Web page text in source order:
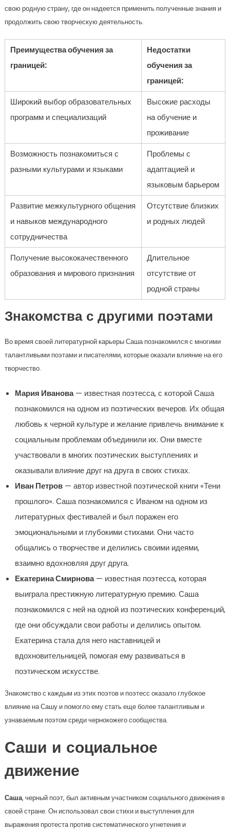
свою родную страну, где он надеется применить полученные знания и
продолжить свою творческую деятельность.
Преимущества обучения за
границей:
Недостатки
обучения за
границей:
Широкий выбор образовательных
программ и специализаций
Высокие расходы
на обучение и
проживание
Возможность познакомиться с
разными культурами и языками
Проблемы с
адаптацией и
языковым барьером
Развитие межкультурного общения
и навыков международного
сотрудничества
Отсутствие близких
и родных людей
Получение высококачественного
образования и мирового признания
Длительное
отсутствие от
родной страны
Знакомства с другими поэтами
Во время своей литературной карьеры Саша познакомился с многими
талантливыми поэтами и писателями, которые оказали влияние на его
творчество.
Мария Иванова— известная поэтесса, с которой Саша
познакомился на одном из поэтических вечеров. Их общая
любовь к черной культуре и желание привлечь внимание к
социальным проблемам объединили их. Они вместе
участвовали в многих поэтических выступлениях и
оказывали влияние друг на друга в своих стихах.
Иван Петров— автор известной поэтической книги «Тени
прошлого». Саша познакомился с Иваном на одном из
литературных фестивалей и был поражен его
эмоциональными и глубокими стихами. Они часто
общались о творчестве и делились своими идеями,
взаимно вдохновляя друг друга.
Екатерина Смирнова— известная поэтесса, которая
выиграла престижную литературную премию. Саша
познакомился с ней на одной из поэтических конференций,
где они обсуждали свои работы и делились опытом.
Екатерина стала для него наставницей и
вдохновительницей, помогая ему развиваться в
поэтическом искусстве.
Знакомство с каждым из этих поэтов и поэтесс оказало глубокое
влияние на Сашу и помогло ему стать еще более талантливым и
узнаваемым поэтом среди чернокожего сообщества.
Саши и социальное
движение
Саша, черный поэт, был активным участником социального движения в
своей стране. Он использовал свои стихи и выступления для
выражения протеста против систематического угнетения и